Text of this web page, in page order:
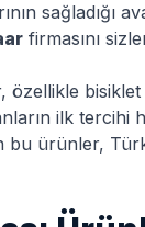
sağladığı
firmasını
ilk tercihi
bu ürünler,